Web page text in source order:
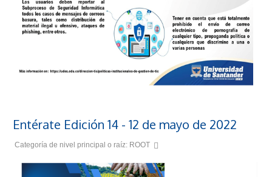
Entérate Edición 14 - 12 de mayo de 2022
Categoría de nivel principal o raíz: ROOT